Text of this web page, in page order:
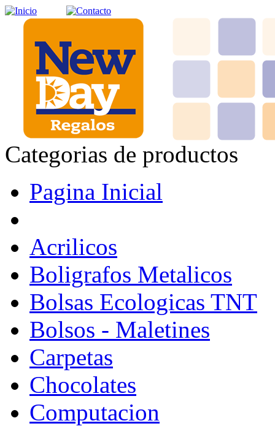
Categorias de productos
Pagina Inicial
Acrilicos
Boligrafos Metalicos
Bolsas Ecologicas TNT
Bolsos - Maletines
Carpetas
Chocolates
Computacion